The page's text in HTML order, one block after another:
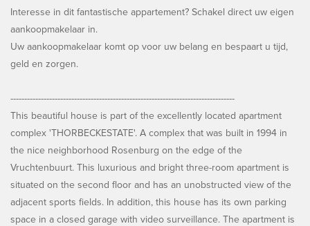
Interesse in dit fantastische appartement? Schakel direct uw eigen
aankoopmakelaar in.
Uw aankoopmakelaar komt op voor uw belang en bespaart u tijd,
geld en zorgen.
---------------------------------------------------------------------------------
This beautiful house is part of the excellently located apartment
complex 'THORBECKESTATE'. A complex that was built in 1994 in
the nice neighborhood Rosenburg on the edge of the
Vruchtenbuurt. This luxurious and bright three-room apartment is
situated on the second floor and has an unobstructed view of the
adjacent sports fields. In addition, this house has its own parking
space in a closed garage with video surveillance. The apartment is